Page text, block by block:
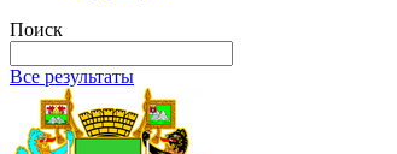
Поиск
Все результаты